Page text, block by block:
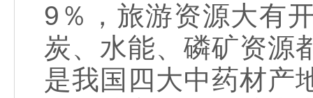
9％，旅游资源大有
炭、水能、磷矿资源
是我国四大中药材产